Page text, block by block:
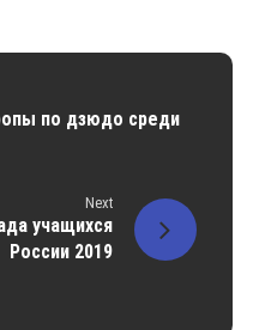
по дзюдо среди
Next
учащихся
России 2019